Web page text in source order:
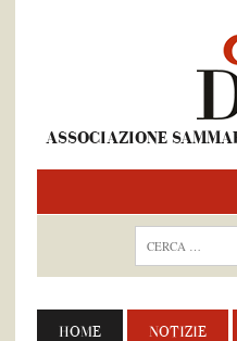
ASSOCIAZIONE
HOME NOTIZIE